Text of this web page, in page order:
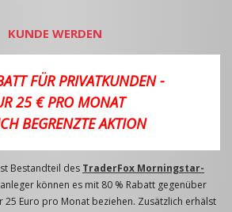
KUNDE WERDEN
FÜR PRIVATKUNDEN -
25 € PRO MONAT
BEGRENZTE AKTION
Bestandteil des TraderFox Morningstar-
können es mit 80 % Rabatt gegenüber
25 Euro pro Monat beziehen. Zusätzlich erhälst